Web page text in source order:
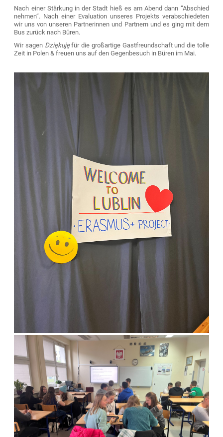
Nach einer Stärkung in der Stadt hieß es am Abend dann “Abschied
nehmen“. Nach einer Evaluation unseres Projekts verabschiedeten
wir uns von unseren Partnerinnen und Partnern und es ging mit dem
Bus zurück nach Büren.
Wir sagen Dziękuję für die großartige Gastfreundschaft und die tolle
Zeit in Polen & freuen uns auf den Gegenbesuch in Büren im Mai.